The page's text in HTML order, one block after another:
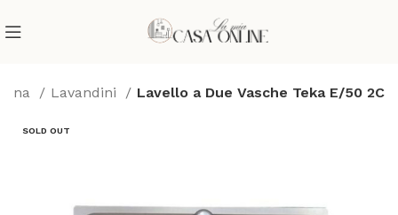
Lavandini Lavello a Due Vasche Teka E/50 2C
SOLD OUT